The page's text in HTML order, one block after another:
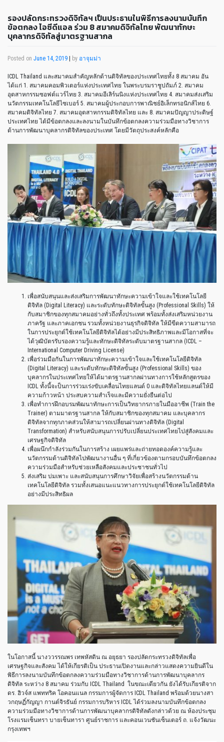
รองปลัดกระทรวงดิจิทัลฯ เป็นประธานในพิธีการลงนามบันทึก
ข้อตกลง ไอซีดีแอล ร่วม 8 สมาคมดิจิทัลไทย พัฒนาทักษะ
บุคลากรดิจิทัลสู่มาตรฐานสากล
Posted on June 14, 2019 | by อาจุมม่า
ICDL Thailand และสมาคมสำคัญหลักด้านดิจิทัลของประเทศไทยทั้ง 8 สมาคม อัน
ได้แก่ 1. สมาคมคอมพิวเตอร์แห่งประเทศไทย ในพระบรมราชูปถัมภ์ 2. สมาคม
อุตสาหกรรมซอฟต์แวร์ไทย 3. สมาคมอีเลิร์นนิงแห่งประเทศไทย 4. สมาคมส่งเสริม
นวัตกรรมเทคโนโลยีไซเบอร์ 5. สมาคมผู้ประกอบการพาณิชย์อิเล็กทรอนิกส์ไทย 6.
สมาคมดิจิทัลไทย 7. สมาคมอุตสาหกรรมดิจิทัลไทย และ 8. สมาคมปัญญาประดิษฐ์
ประเทศไทย ได้มีข้อตกลงและลงนามในบันทึกข้อตกลงความร่วมมือทางวิชาการ
ด้านการพัฒนาบุคลากรดิจิทัลของประเทศ โดยมีวัตถุประสงค์หลักคือ
เพื่อสนับสนุนและส่งเสริมการพัฒนาทักษะความเข้าใจและใช้เทคโนโลยี
ดิจิทัล (Digital Literacy) และระดับทักษะดิจิทัลขั้นสูง (Professional Skills) ให้
กับสมาชิกของทุกสมาคมอย่างทั่วถึงทั้งประเทศ พร้อมทั้งส่งเสริมหน่วยงาน
ภาครัฐ และภาคเอกชน รวมทั้งหน่วยงานธุรกิจดิจิทัล ให้มีขีดความสามารถ
ในการประยุกต์ใช้เทคโนโลยีดิจิทัลได้อย่างมีประสิทธิภาพและมีโอกาสที่จะ
ได้วุฒิบัตรรับรองความรู้และทักษะดิจิทัลระดับมาตรฐานสากล (ICDL –
International Computer Driving License)
เพื่อร่วมมือกันในการพัฒนาทักษะความเข้าใจและใช้เทคโนโลยีดิจิทัล
(Digital Literacy) และระดับทักษะดิจิทัลขั้นสูง (Professional Skills) ของ
บุคลากรในประเทศไทยให้ได้มาตรฐานสากลผ่านทางการใช้หลักสูตรของ
ICDL ทั้งนี้จะป็นการร่วมเร่งขับเคลื่อนไทยแลนด์ 0 และดิจิทัลไทยแลนด์ให้มี
ความก้าวหน้า ประสบความสำเร็จและมีความยั่งยืนต่อไป
เพื่อทำการฝึกอบรมพัฒนาทักษะการเป็นวิทยากรภายในมืออาชีพ (Train the
Trainer) ตามมาตรฐานสากล ให้กับสมาชิกของทุกสมาคม และบุคลากร
ดิจิทัลจากทุกภาคส่วนให้สามารถเปลี่ยนผ่านทางดิจิทัล (Digital
Transformation) สำหรับสนับสนุนการปรับเปลี่ยนประเทศไทยไปสู่สังคมและ
เศรษฐกิจดิจิทัล
เพื่อผนึกกำลังร่วมกันในการสร้าง เผยแพร่และถ่ายทอดองค์ความรู้และ
นวัตกรรมด้านดิจิทัลไปพัฒนางานอื่น ๆ ที่เกี่ยวข้องตามกรอบบันทึกข้อตกลง
ความร่วมมือสำหรับช่วยเหลือสังคมและประชาชนทั่วไป
ส่งเสริม บ่มเพาะ และสนับสนุนการศึกษาวิจัยเพื่อสร้างนวัตกรรมด้าน
เทคโนโลยีดิจิทัล รวมทั้งเสนอแนะแนวทางการประยุกต์ใช้เทคโนโลยีดิจิทัล
อย่างมีประสิทธิผล
ในโอกาสนี้ นางววรรณพร เทพหัสดิน ณ อยุธยา รองปลัดกระทรวงดิจิทัลเพื่อ
เศรษฐกิจและสังคม ได้ให้เกียรติเป็น ประธานเปิดงานและกล่าวแสดงความยินดีใน
พิธีการลงนามบันทึกข้อตกลงความร่วมมือทางวิชาการด้านการพัฒนาบุคลากร
ดิจิทัล ระหว่าง 8 สมาคม ร่วมกับ ICDL Thailand ในขณะเดียวกัน ยังได้รับเกียรติจาก
ดร. ฮิวจ์ส แพททริค โอคอนแนล กรรมการผู้จัดการ ICDL Thailand พร้อมด้วยนางสา
วกฤษฏิ์กัญญา กานต์จิรธันย์ กรรมการบริหาร ICDL ได้ร่วมลงนามบันทึกข้อตกลง
ความร่วมมือทางวิชาการด้านการพัฒนาบุคลากรดิจิทัลดังกล่าวด้วย ณ ห้องประชุม
โรงแรมเซ็นทรา บายเซ็นทารา ศูนย์ราชการ และคอนเวนชันเซ็นเตอร์ ถ. แจ้งวัฒนะ
กรุงเทพฯ